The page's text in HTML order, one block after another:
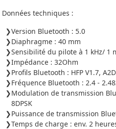
Données techniques :
Version Bluetooth : 5.0
Diaphragme : 40 mm
Sensibilité du pilote à 1 kHz/ 1
Impédance : 32Ohm
Profils Bluetooth : HFP V1.7,
Fréquence Bluetooth : 2.4 -
Modulation de transmission
8DPSK
Puissance de transmission
Temps de charge : env. 2